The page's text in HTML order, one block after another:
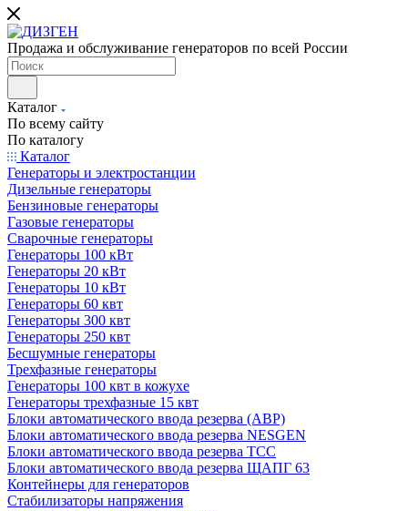
Продажа и обслуживание генераторов по всей России
Каталог
По всему сайту
По каталогу
Каталог
Генераторы и электростанции
Дизельные генераторы
Бензиновые генераторы
Газовые генераторы
Сварочные генераторы
Генераторы 100 кВт
Генераторы 20 кВт
Генераторы 10 кВт
Генераторы 60 квт
Генераторы 300 квт
Генераторы 250 квт
Бесшумные генераторы
Трехфазные генераторы
Генераторы 100 квт в кожухе
Генераторы трехфазные 15 квт
Блоки автоматического ввода резерва (АВР)
Блоки автоматического ввода резерва NESGEN
Блоки автоматического ввода резерва ТСС
Блоки автоматического ввода резерва ЩАПГ 63
Контейнеры для генераторов
Стабилизаторы напряжения